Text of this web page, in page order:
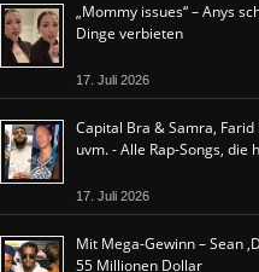
„Mommy issues“ – Anys
Dinge verbieten
17. Juli 2026
Capital Bra & Samra,
uvm. - Alle Rap-Songs, die
17. Juli 2026
Mit Mega-Gewinn – Sean
55 Millionen Dollar